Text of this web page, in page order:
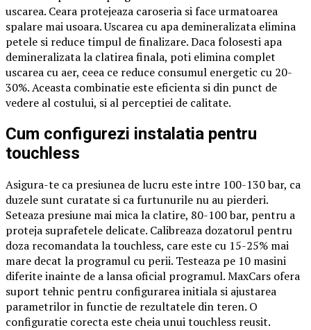
uscarea. Ceara protejeaza caroseria si face urmatoarea
spalare mai usoara. Uscarea cu apa demineralizata elimina
petele si reduce timpul de finalizare. Daca folosesti apa
demineralizata la clatirea finala, poti elimina complet
uscarea cu aer, ceea ce reduce consumul energetic cu 20-
30%. Aceasta combinatie este eficienta si din punct de
vedere al costului, si al perceptiei de calitate.
Cum configurezi instalatia pentru
touchless
Asigura-te ca presiunea de lucru este intre 100-130 bar, ca
duzele sunt curatate si ca furtunurile nu au pierderi.
Seteaza presiune mai mica la clatire, 80-100 bar, pentru a
proteja suprafetele delicate. Calibreaza dozatorul pentru
doza recomandata la touchless, care este cu 15-25% mai
mare decat la programul cu perii. Testeaza pe 10 masini
diferite inainte de a lansa oficial programul. MaxCars ofera
suport tehnic pentru configurarea initiala si ajustarea
parametrilor in functie de rezultatele din teren. O
configuratie corecta este cheia unui touchless reusit.